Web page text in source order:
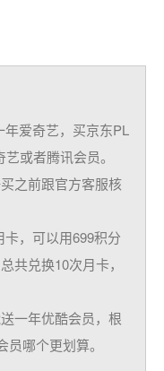
爱奇艺，买京东PL
或者腾讯会员。
之前跟官方客服核
，可以用699积分
共兑换10次月卡，
一年优酷会员，根
哪个更划算。